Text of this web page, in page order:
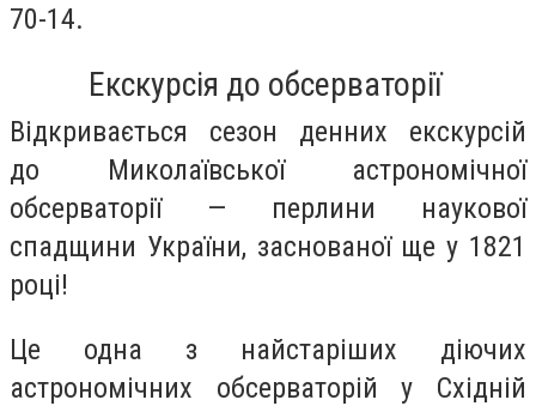
70-14.
Екскурсія до обсерваторії
Відкривається сезон денних екскурсій
до Миколаївської астрономічної
обсерваторії — перлини наукової
спадщини України, заснованої ще у 1821
році!
Це одна з найстаріших діючих
астрономічних обсерваторій у Східній